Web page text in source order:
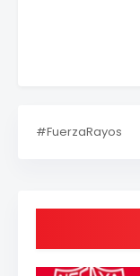
#FuerzaRayos